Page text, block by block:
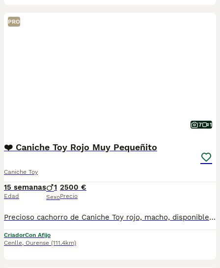
PRO
7 1
❤️ Caniche Toy Rojo Muy Pequeñito
Caniche Toy
15 semanas
Edad
1
Sexo
2500 €
Precio
Precioso cachorro de Caniche Toy rojo, macho, disponible para una familia responsable. Actualmente tiene 9 semanas y pesa tan solo 840 gramos, mostrando un tamaño muy reducido y unas proporciones excepcionales. Criado en ambiente familiar, con mucho cariño y atención diaria. Es un cachorro alegre, cariñoso, juguetón y muy sociable. Tiene un precioso color rojo intenso, una expresión dulce y una excelente calidad de pelo. Se entrega con: ✔ Cartilla veterinaria al día. ✔ Vacunas y desparasitaciones correspondientes a su edad. ✔ Revisión veterinaria. ✔ Asesoramiento antes y después de la entrega. Los padres son ejemplares seleccionados por salud, carácter y belleza. Si busca un Caniche Toy rojo de calidad, de tamaño pequeño, criado con dedicación y garantías, este pequeño puede ser el compañero ideal. Puede solicitar fotos y vídeos recientes sin compromiso. Gold Diágora – Criando caniches con amor y responsabilidad.
CriadorCon Afijo
Cenlle, Ourense (111.4km)